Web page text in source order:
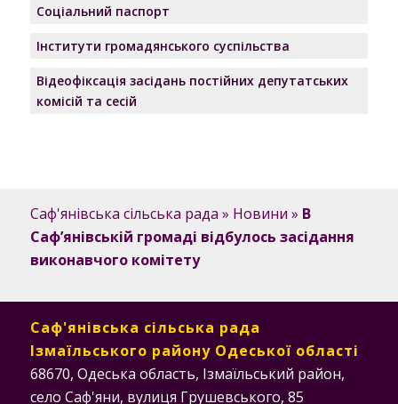
Соціальний паспорт
Інститути громадянського суспільства
Відеофіксація засідань постійних депутатських
комісій та сесій
Саф'янівська сільська рада » Новини » В
Саф’янівській громаді відбулось засідання
виконавчого комітету
Саф'янівська сільська рада
Ізмаїльського району Одеської області
68670, Одеська область, Ізмаїльський район,
село Саф'яни, вулиця Грушевського, 85